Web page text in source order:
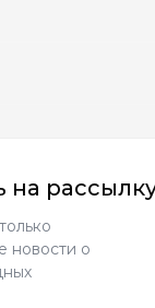
новости о